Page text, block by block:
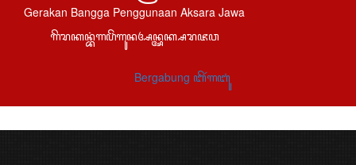
Gerakan Bangga Penggunaan Aksara Jawa
ꦒꦼꦫꦏꦤ꧀ꦧꦁꦒꦥꦼꦁꦒꦸꦤꦄꦤ꧀ꦄꦏ꧀ꦱꦫꦗꦮ
Bergabung ꦧꦼꦂꦒꦧꦸꦁ